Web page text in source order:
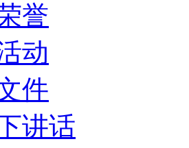
誉
动
件
讲话